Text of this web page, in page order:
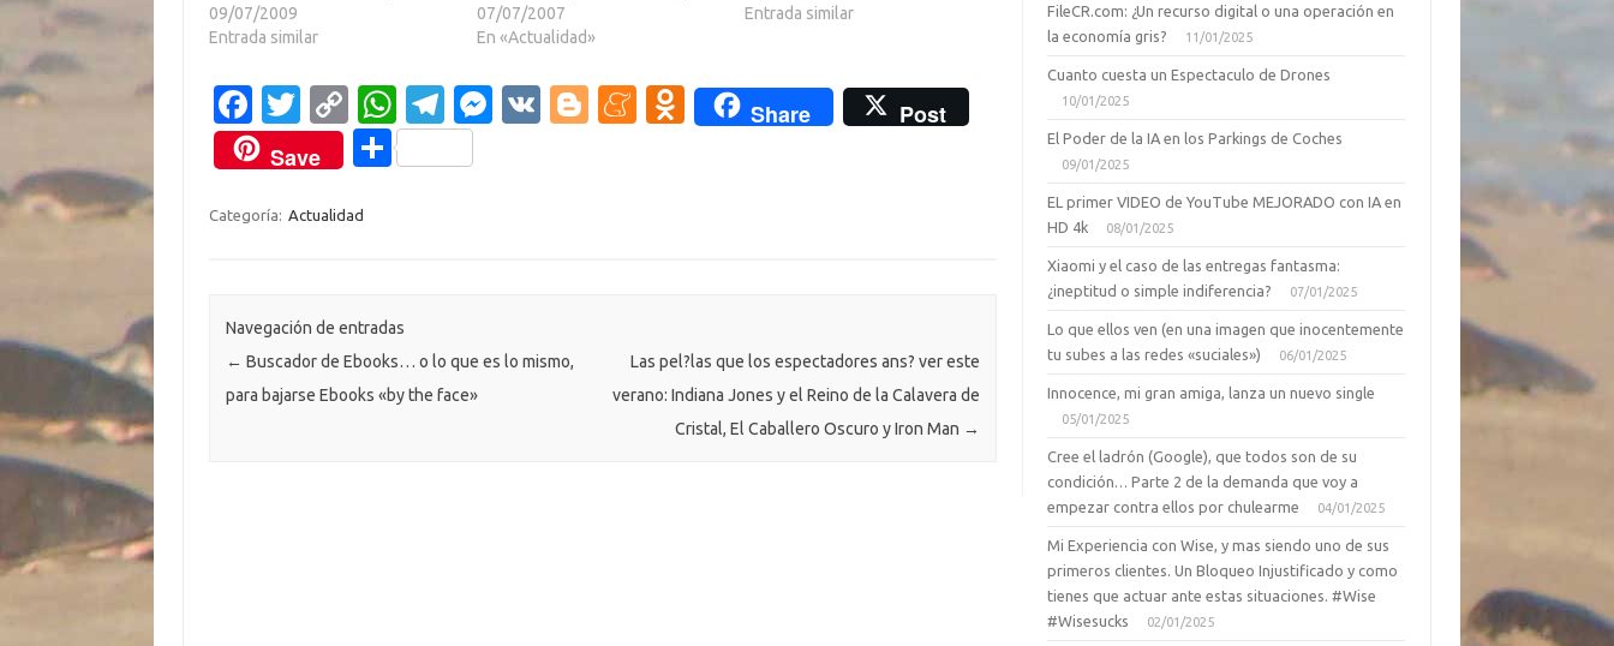
veces te haces adicto a darle
vueltas a las ventanas (como en
xDD, que no hay quien pare)El…
09/07/2009
Entrada similar
esta al alcance de cualquier
bolsillo y lo mejor de todo, "la
una tarjeta de 2…
07/07/2007
En «Actualidad»
cosas...Mejor integracion con el
atras y los perifericosNuevos
efectos de compiz fusion como
Entrada similar
Fa
c
e
b
k
T
w
it
te
C
o
p
y
k
W
h
at
p
T
el
e
M
V
Bl
M O
ik
i
Share
Post
Save
C
ti
r
Categoría: Actualidad
Navegación de entradas
← Buscador de Ebooks… o lo que es lo mismo,
para bajarse Ebooks «by the face»
Las pel?las que los espectadores ans? ver este
verano: Indiana Jones y el Reino de la Calavera de
Cristal, El Caballero Oscuro y Iron Man →
FileCR.com: ¿Un recurso digital o una operación en
la economía gris?
11/01/2025
Cuanto cuesta un Espectaculo de Drones
10/01/2025
El Poder de la IA en los Parkings de Coches
09/01/2025
EL primer VIDEO de YouTube MEJORADO con IA en
HD 4k
08/01/2025
Xiaomi y el caso de las entregas fantasma:
¿ineptitud o simple indiferencia?
07/01/2025
Lo que ellos ven (en una imagen que inocentemente
tu subes a las redes «suciales»)
06/01/2025
Innocence, mi gran amiga, lanza un nuevo single
05/01/2025
Cree el ladrón (Google), que todos son de su
condición… Parte 2 de la demanda que voy a
empezar contra ellos por chulearme
04/01/2025
Mi Experiencia con Wise, y mas siendo uno de sus
primeros clientes. Un Bloqueo Injustificado y como
tienes que actuar ante estas situaciones. #Wise
#Wisesucks
02/01/2025